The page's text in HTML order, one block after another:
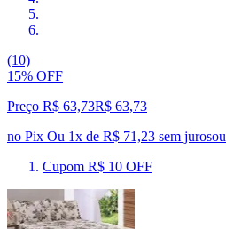
(10)
15% OFF
Preço R$ 63,73R$ 63,73
no Pix Ou 1x de R$ 71,23 sem jurosou
Cupom R$ 10 OFF